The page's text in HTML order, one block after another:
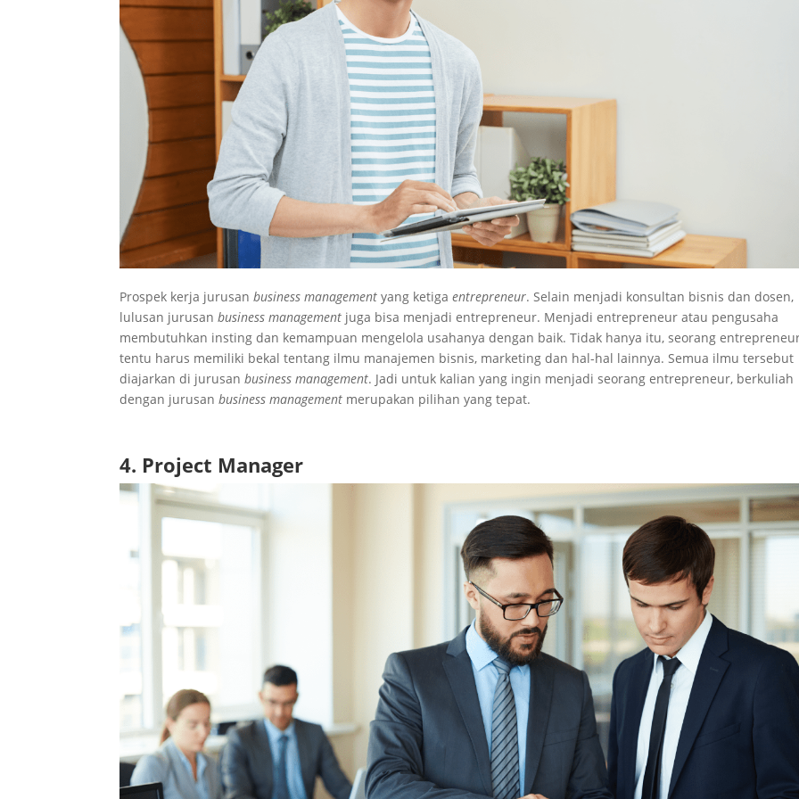
Prospek kerja jurusanbusiness management yang ketigaentrepreneur. Selain menjadi konsultan bisnis dan dosen,
lulusan jurusanbusiness management juga bisa menjadi entrepreneur. Menjadi entrepreneur atau pengusaha
membutuhkan insting dan kemampuan mengelola usahanya dengan baik. Tidak hanya itu, seorang
tentu harus memiliki bekal tentang ilmu manajemen bisnis, marketing dan hal-hal lainnya. Semua ilmu tersebut
diajarkan di jurusanbusiness management. Jadi untuk kalian yang ingin menjadi seorang entrepreneur, berkuliah
dengan jurusanbusiness management merupakan pilihan yang tepat.
4. Project Manager